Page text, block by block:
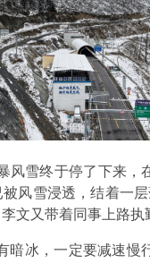
风雪终于停了下来，
风雪浸透，结着一层
文又带着同事上路执
暗冰，一定要减速慢